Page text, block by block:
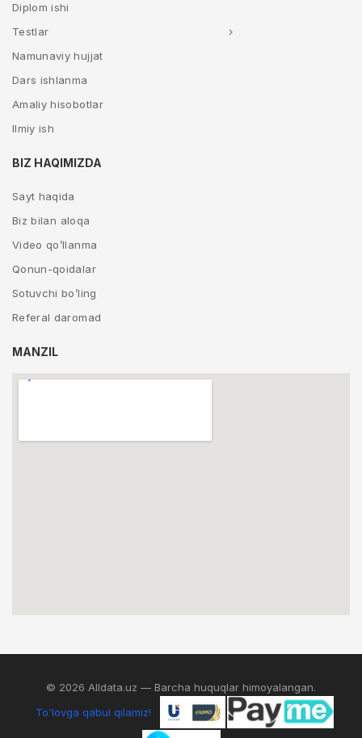
Diplom ishi
Testlar
Namunaviy hujjat
Dars ishlanma
Amaliy hisobotlar
Ilmiy ish
BIZ HAQIMIZDA
Sayt haqida
Biz bilan aloqa
Video qo’llanma
Qonun-qoidalar
Sotuvchi bo’ling
Referal daromad
MANZIL
© 2026 Alldata.uz — Barcha huquqlar himoyalangan.
To'lovga qabul qilamiz!